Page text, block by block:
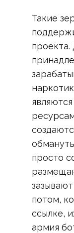
Такие
проекта.
просто
потом,
ссылке,
армия